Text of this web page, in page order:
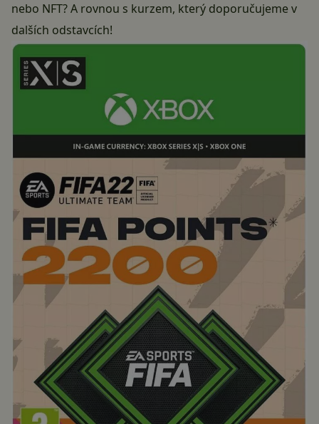
nebo NFT? A rovnou s kurzem, který doporučujeme v
dalších odstavcích!